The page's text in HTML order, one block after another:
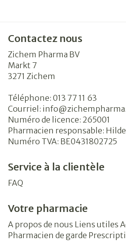
Contactez nous
Zichem Pharma BV
Markt 7
3271 Zichem
Téléphone: 013 77 11 63
Courriel: info@
Numéro de licence: 265001
Pharmacien responsable:
Numéro TVA: BE0431802725
Service à la clientèle
FAQ
Votre pharmacie
A propos de nous Liens utiles
Pharmacien de garde